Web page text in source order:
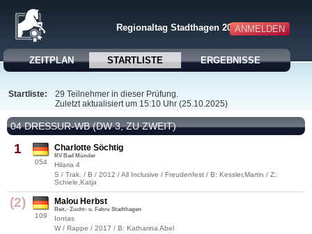
ANMELDEN
Regionaltag Stadthagen 2025
ZEITPLAN STARTLISTE ERGEBNISSE
Startliste:
29 Teilnehmer in dieser Prüfung.
Zuletzt aktualisiert um 15:10 Uhr (25.10.2025)
04 DRESSUR-WB (DW 3, ZU ZWEIT)
1
054
Charlotte Söchtig
RV Bad Münder
Hilaria 4
S / Trak. / B / 2012 / All Inclusive / Freudenfest / B: Kessler,Martin / Z:
Schiele,Katja
(2)
109
Malou Herbst
Reit,- Zucht- u. Fahrv. Stadthagen
Iontas
W / Rappe / 2017 / B: Katharina Abel